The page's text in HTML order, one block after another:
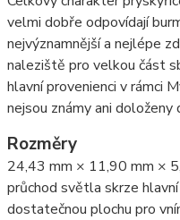
velmi dobře odpovídají
nejvýznamnější a nejlépe
naleziště pro velkou část
hlavní provenienci v rámci
nejsou známy ani
Rozměry
24,43 mm × 11,90 mm ×
průchod světla skrze
dostatečnou plochu pro